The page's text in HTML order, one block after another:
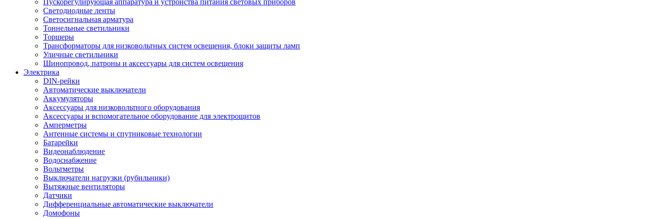
Светодиодные ленты
Светосигнальная арматура
Тоннельные светильники
Торшеры
Трансформаторы для низковольтных систем освещения, блоки защиты ламп
Уличные светильники
Шинопровод, патроны и аксессуары для систем освещения
Электрика
DIN-рейки
Автоматические выключатели
Аккумуляторы
Аксессуары для низковольтного оборудования
Аксессуары и вспомогательное оборудование для электрощитов
Амперметры
Антенные системы и спутниковые технологии
Батарейки
Видеонаблюдение
Водоснабжение
Вольтметры
Выключатели нагрузки (рубильники)
Вытяжные вентиляторы
Датчики
Дифференциальные автоматические выключатели
Домофоны